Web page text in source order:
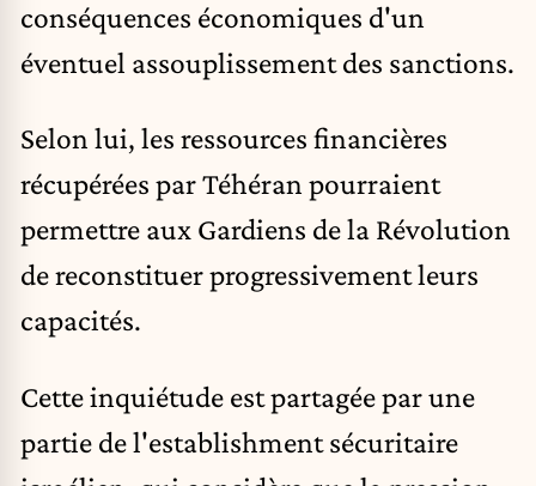
conséquences économiques d'un
éventuel assouplissement des sanctions.
Selon lui, les ressources financières
récupérées par Téhéran pourraient
permettre aux Gardiens de la Révolution
de reconstituer progressivement leurs
capacités.
Cette inquiétude est partagée par une
partie de l'establishment sécuritaire